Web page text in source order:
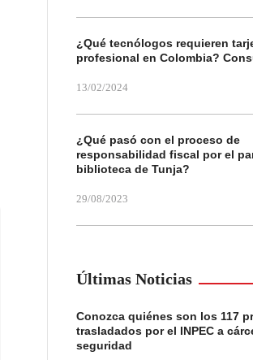
¿Qué tecnólogos requieren
profesional en Colombia?
13/02/2024
¿Qué pasó con el proceso de
responsabilidad fiscal por el
biblioteca de Tunja?
29/08/2023
Últimas Noticias
Conozca quiénes son los 117
trasladados por el INPEC a
seguridad